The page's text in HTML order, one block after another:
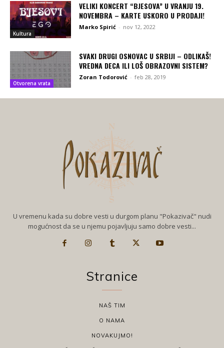
Kultura
VELIKI KONCERT “BJESOVA” U VRANJU 19.
NOVEMBRA – KARTE USKORO U PRODAJI!
Marko Spirić - nov 12, 2022
Otvorena vrata
SVAKI DRUGI OSNOVAC U SRBIJI – ODLIKAŠ!
VREDNA DECA ILI LOŠ OBRAZOVNI SISTEM?
Zoran Todorović - feb 28, 2019
U vremenu kada su dobre vesti u durgom planu "Pokazivač" nudi
mogućnost da se u njemu pojavljuju samo dobre vesti...
Stranice
NAŠ TIM
O NAMA
NOVAKUJMO!